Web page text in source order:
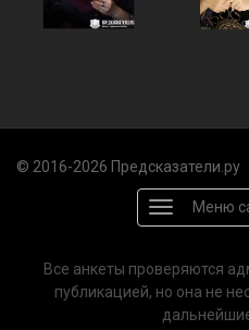
© 2016-2026 Предсказатели.ру
Меню
Все анкеты проверяются
публикацией, но она не